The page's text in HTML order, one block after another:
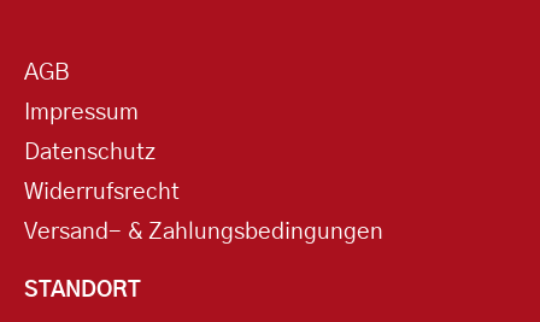
AGB
Impressum
Datenschutz
Widerrufsrecht
Versand- & Zahlungsbedingungen
STANDORT